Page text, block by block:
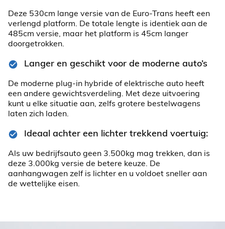
Deze 530cm lange versie van de Euro-Trans heeft een
verlengd platform. De totale lengte is identiek aan de
485cm versie, maar het platform is 45cm langer
doorgetrokken.
Langer en geschikt voor de moderne auto’s
De moderne plug-in hybride of elektrische auto heeft
een andere gewichtsverdeling. Met deze uitvoering
kunt u elke situatie aan, zelfs grotere bestelwagens
laten zich laden.
Ideaal achter een lichter trekkend voertuig:
Als uw bedrijfsauto geen 3.500kg mag trekken, dan is
deze 3.000kg versie de betere keuze. De
aanhangwagen zelf is lichter en u voldoet sneller aan
de wettelijke eisen.